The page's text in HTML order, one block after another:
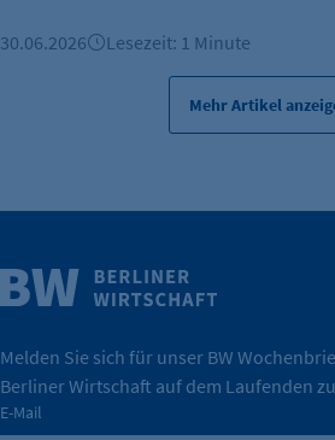
konkret bedeutet – und wie die IHK
tatsächlich unterstützt.
Wirtschaft.
Weitere Infos
30.06.2026 Lesezeit: 1 Minute
Mehr Artikel
Melden Sie sich für unser BW
Berliner Wirtschaft auf dem Laufenden
E-Mail